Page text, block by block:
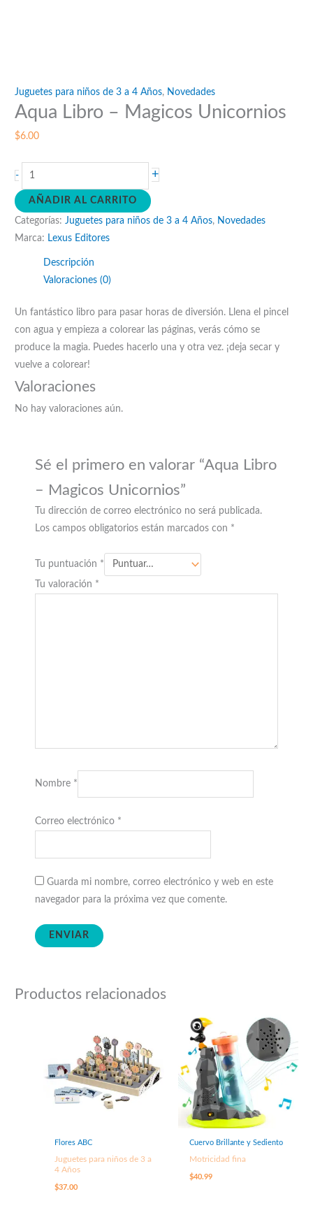
Juguetes para niños de 3 a 4 Años, Novedades
Aqua Libro – Magicos Unicornios
$6.00
-
Aqua
Libro
Magicos
Unicornios
cantidad
+
AÑADIR AL CARRITO
Categorías:Juguetes para niños de 3 a 4 Años, Novedades
Marca: Lexus Editores
Descripción
Valoraciones (0)
Un fantástico libro para pasar horas de diversión. Llena el pincel
con agua y empieza a colorear las páginas, verás cómo se
produce la magia. Puedes hacerlo una y otra vez. ¡deja secar y
vuelve a colorear!
Valoraciones
No hay valoraciones aún.
Sé el primero en valorar “Aqua Libro
– Magicos Unicornios”
Tu dirección de correo electrónico no será publicada.
Los campos obligatorios están marcados con *
Tu puntuación *
Tu valoración *
Nombre *
Correo electrónico *
Guarda mi nombre, correo electrónico y web en este
navegador para la próxima vez que comente.
Productos relacionados
Flores ABC
Juguetes para niños de 3 a
4 Años
$37.00
Cuervo Brillante y Sediento
Motricidad fina
$40.99